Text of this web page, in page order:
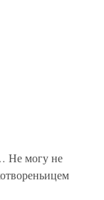
Не могу не